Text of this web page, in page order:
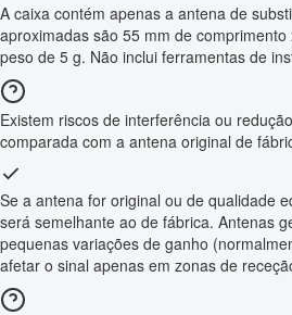
A caixa contém apenas a antena de
aproximadas são 55 mm de
peso de 5 g. Não inclui ferramentas de
Existem riscos de interferência ou
comparada com a antena original de
Se a antena for original ou de qualidade
será semelhante ao de fábrica. Antenas
pequenas variações de ganho
afetar o sinal apenas em zonas de